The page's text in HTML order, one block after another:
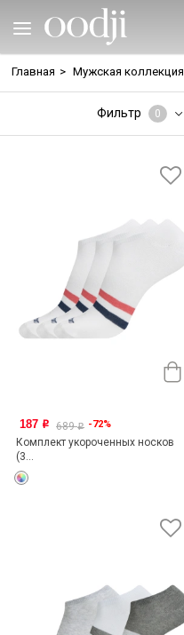
Главная > Мужская коллекция
Фильтр 0
187 o 689o -72%
Комплект укороченных носков
(3...